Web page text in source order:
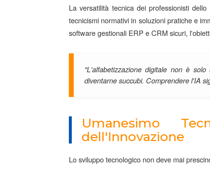
La versatilità tecnica dei professionisti dello
tecnicismi normativi in soluzioni pratiche e
software gestionali ERP e CRM sicuri,
"L'alfabetizzazione digitale non è
diventarne succubi. Comprendere l'IA
Umanesimo
dell'Innovazione
Lo sviluppo tecnologico non deve mai